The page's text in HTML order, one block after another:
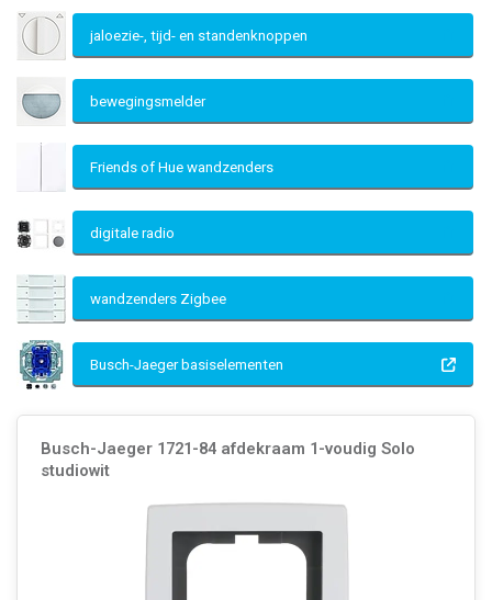
jaloezie-, tijd- en standenknoppen
bewegingsmelder
Friends of Hue wandzenders
digitale radio
wandzenders Zigbee
Busch-Jaeger basiselementen
Busch-Jaeger 1721-84 afdekraam 1-voudig Solo
studiowit